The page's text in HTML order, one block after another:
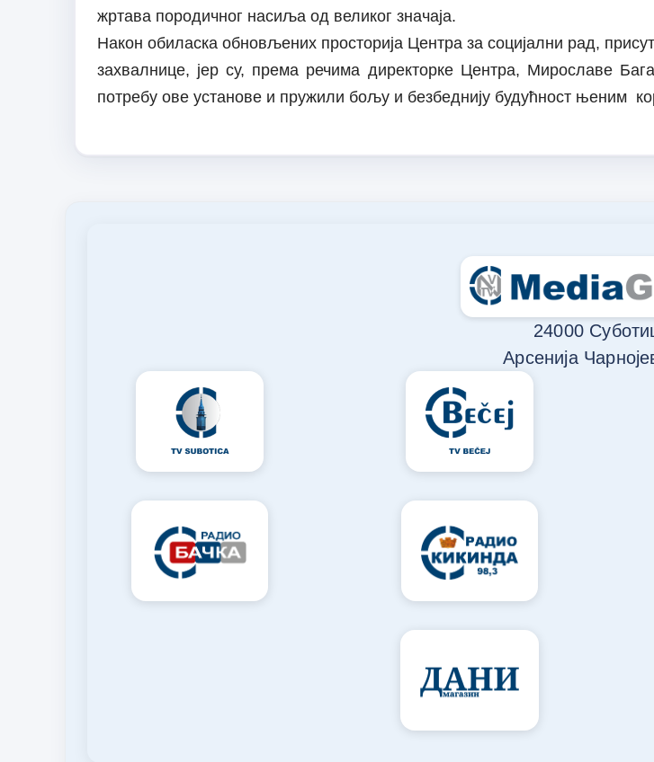
жртава породичног насиља од великог значаја.
Након обиласка обновљених просторија Центра за социјални рад,
захвалнице, јер су, према речима директорке Центра, Мирославе
потребу ове установе и пружили бољу и безбеднију будућност њеним
24000
Арсенија